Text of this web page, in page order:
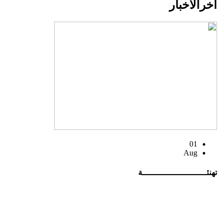
آخر الأخبار
01
Aug
تهنئــــــــــــــــــــــــــة